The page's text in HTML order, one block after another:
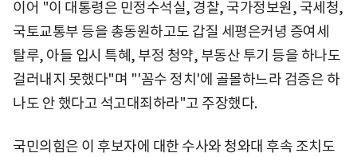
이어 "이 대통령은 민정수석실, 경찰, 국가정보원, 국세청,
국토교통부 등을 총동원하고도 갑질 세평은커녕 증여세
탈루, 아들 입시 특혜, 부정 청약, 부동산 투기 등을 하나도
걸러내지 못했다"며 "'꼼수 정치'에 골몰하느라 검증은 하
나도 안 했다고 석고대죄하라"고 주장했다.
국민의힘은 이 후보자에 대한 수사와 청와대 후속 조치도